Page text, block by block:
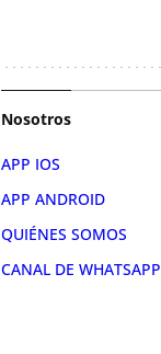
Nosotros
APP IOS
APP ANDROID
QUIÉNES SOMOS
CANAL DE WHATSAPP